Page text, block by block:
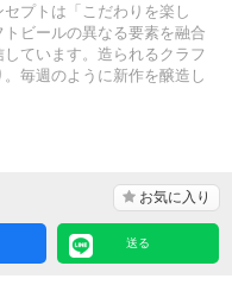
プトは「こだわりを楽し
ビールの異なる要素を融合
ています。造られるクラフ
毎週のように新作を醸造し
お気に入り
送る